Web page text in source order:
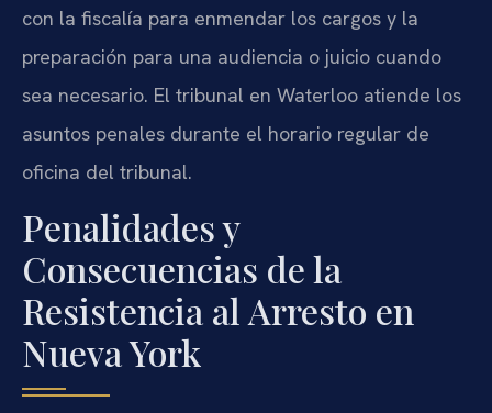
con la fiscalía para enmendar los cargos y la
preparación para una audiencia o juicio cuando
sea necesario. El tribunal en Waterloo atiende los
asuntos penales durante el horario regular de
oficina del tribunal.
Penalidades y
Consecuencias de la
Resistencia al Arresto en
Nueva York